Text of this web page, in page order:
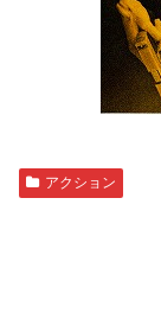
アクション